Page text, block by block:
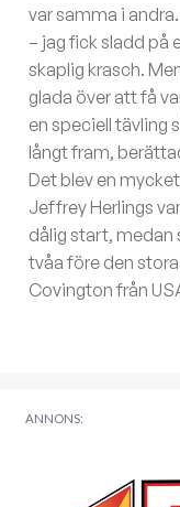
var samma i andra.
– jag fick sladd på
skaplig krasch.
glada över att få
en speciell tävling
långt fram,
Det blev en
Jeffrey Herlings
dålig start, medan
tvåa före den
Covington från
ANNONS: